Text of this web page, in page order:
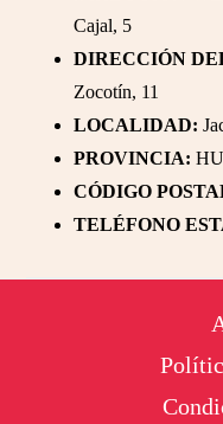
Cajal, 5
DIRECCIÓN
Zocotín, 11
LOCALIDAD:
PROVINCIA:
CÓDIGO
TELÉFONO